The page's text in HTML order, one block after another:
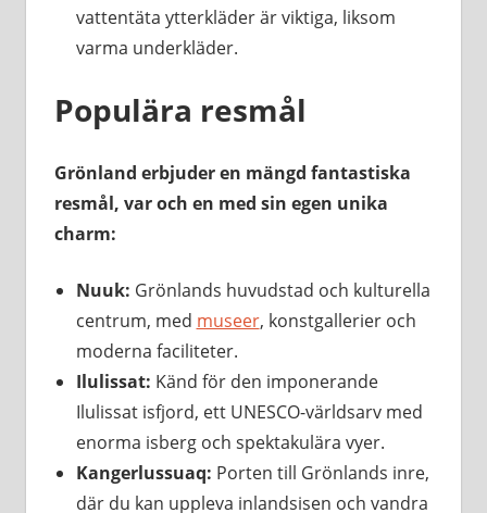
vattentäta ytterkläder är viktiga, liksom
varma underkläder.
Populära resmål
Grönland erbjuder en mängd fantastiska
resmål, var och en med sin egen unika
charm:
Nuuk: Grönlands huvudstad och kulturella
centrum, med museer, konstgallerier och
moderna faciliteter.
Ilulissat: Känd för den imponerande
Ilulissat isfjord, ett UNESCO-världsarv med
enorma isberg och spektakulära vyer.
Kangerlussuaq: Porten till Grönlands inre,
där du kan uppleva inlandsisen och vandra